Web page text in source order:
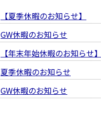
【夏季休暇のお知らせ】
GW休暇のお知らせ
【年末年始休暇のお知らせ
夏季休暇のお知らせ
GW休暇のお知らせ